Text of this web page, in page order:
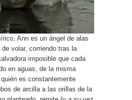
Ann es un ángel de alas
volar, corriendo tras la
imposible que cada
en aguas, de la misma
es constantemente
de arcilla a las orillas de la